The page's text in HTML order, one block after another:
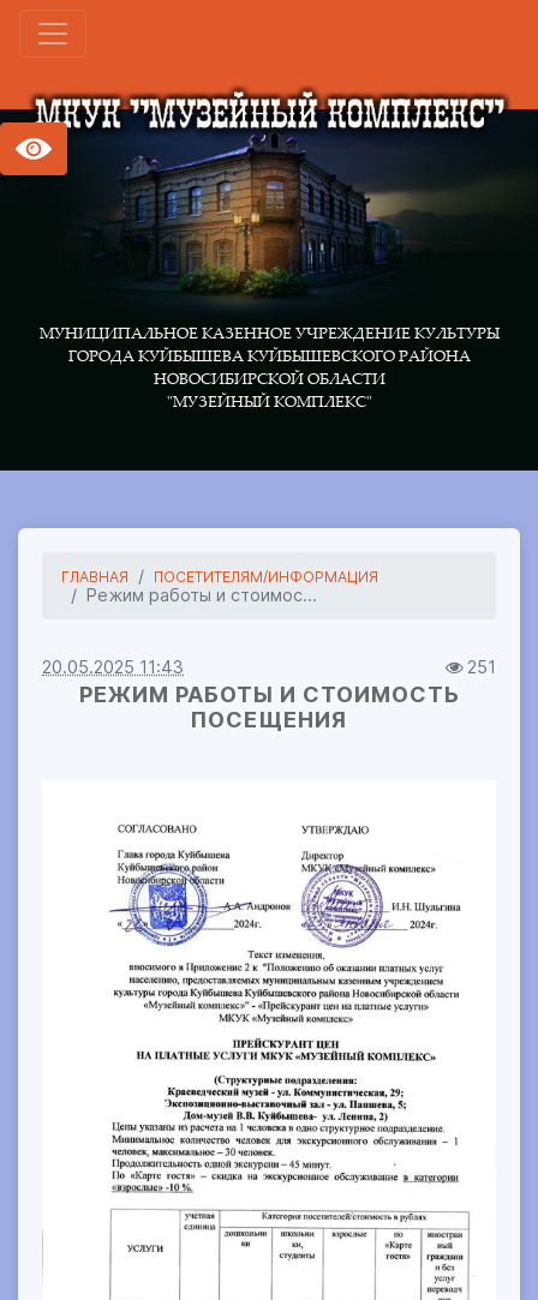
МУНИЦИПАЛЬНОЕ КАЗЕННОЕ УЧРЕЖДЕНИЕ КУЛЬТУРЫ
ГОРОДА КУЙБЫШЕВА КУЙБЫШЕВСКОГО РАЙОНА
НОВОСИБИРСКОЙ ОБЛАСТИ
"МУЗЕЙНЫЙ КОМПЛЕКС"
ГЛАВНАЯ ПОСЕТИТЕЛЯМ/ИНФОРМАЦИЯ
Режим работы и стоимос...
20.05.2025 11:43 251
РЕЖИМ РАБОТЫ И СТОИМОСТЬ
ПОСЕЩЕНИЯ